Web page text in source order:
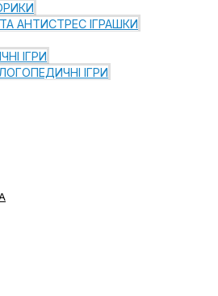
АНТИСТРЕС ІГРАШКИ
ІГРИ
ІГРИ